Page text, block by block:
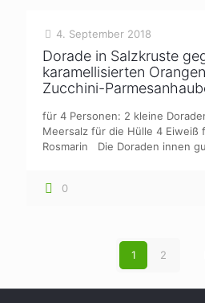
4. September 2018
Dorade in Salzkruste
karamellisierten
Zucchini-
für 4 Personen: 2 kleine
Meersalz für die Hülle 4 Eiweiß
Rosmarin Die Doraden innen
0
1 2